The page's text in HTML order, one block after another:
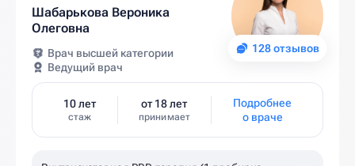
128 отзывов
Шабарькова Вероника
Олеговна
Врач высшей категории
Ведущий врач
10 лет
стаж
от 18 лет
принимает
Подробнее
о враче